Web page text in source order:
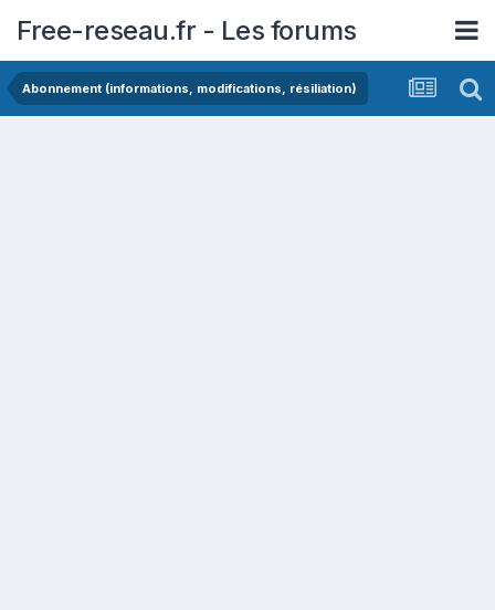
Free-reseau.fr - Les forums
Abonnement (informations, modifications, résiliation)